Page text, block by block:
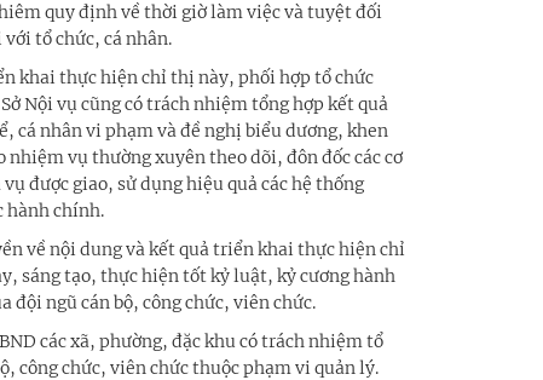
quy định về thời giờ làm việc và tuyệt đối
tổ chức, cá nhân.
khai thực hiện chỉ thị này, phối hợp tổ chức
Nội vụ cũng có trách nhiệm tổng hợp kết quả
nhân vi phạm và đề nghị biểu dương, khen
vụ thường xuyên theo dõi, đôn đốc các cơ
được giao, sử dụng hiệu quả các hệ thống
hành chính.
về nội dung và kết quả triển khai thực hiện chỉ
sáng tạo, thực hiện tốt kỷ luật, kỷ cương hành
ngũ cán bộ, công chức, viên chức.
các xã, phường, đặc khu có trách nhiệm tổ
công chức, viên chức thuộc phạm vi quản lý.